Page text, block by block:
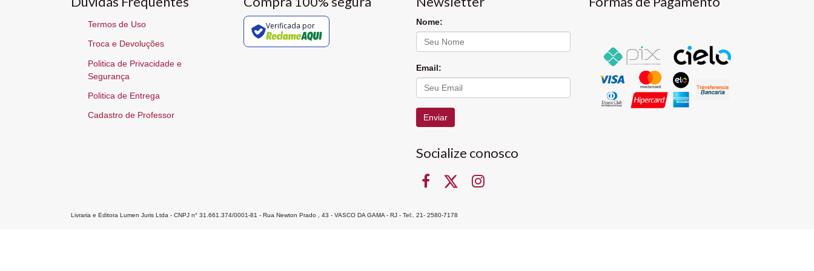
Termos de Uso
Troca e Devoluções
Politica de Privacidade e
Segurança
Politica de Entrega
Cadastro de Professor
Verificada por Nome:
Email:
Enviar
Socialize conosco
Livraria e Editora Lumen Juris Ltda - CNPJ n° 31.661.374/0001-81 - Rua Newton Prado , 43 - VASCO DA GAMA - RJ - Tel:. 21- 2580-7178